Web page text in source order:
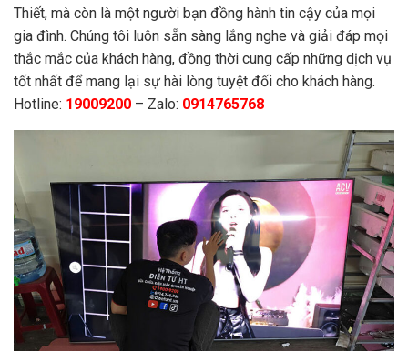
Thiết, mà còn là một người bạn đồng hành tin cậy của mọi
gia đình. Chúng tôi luôn sẵn sàng lắng nghe và giải đáp mọi
thắc mắc của khách hàng, đồng thời cung cấp những dịch vụ
tốt nhất để mang lại sự hài lòng tuyệt đối cho khách hàng.
Hotline: 19009200 – Zalo: 0914765768